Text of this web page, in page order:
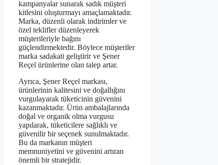
kampanyalar sunarak sadık müşteri
kitlesini oluşturmayı amaçlamaktadır.
Marka, düzenli olarak indirimler ve
özel teklifler düzenleyerek
müşterileriyle bağını
güçlendirmektedir. Böylece müşteriler
marka sadakati geliştirir ve Şener
Reçel ürünlerine olan talep artar.
Ayrıca, Şener Reçel markası,
ürünlerinin kalitesini ve doğallığını
vurgulayarak tüketicinin güvenini
kazanmaktadır. Ürün ambalajlarında
doğal ve organik olma vurgusu
yapılarak, tüketicilere sağlıklı ve
güvenilir bir seçenek sunulmaktadır.
Bu da markanın müşteri
memnuniyetini ve güvenini artıran
önemli bir stratejidir.